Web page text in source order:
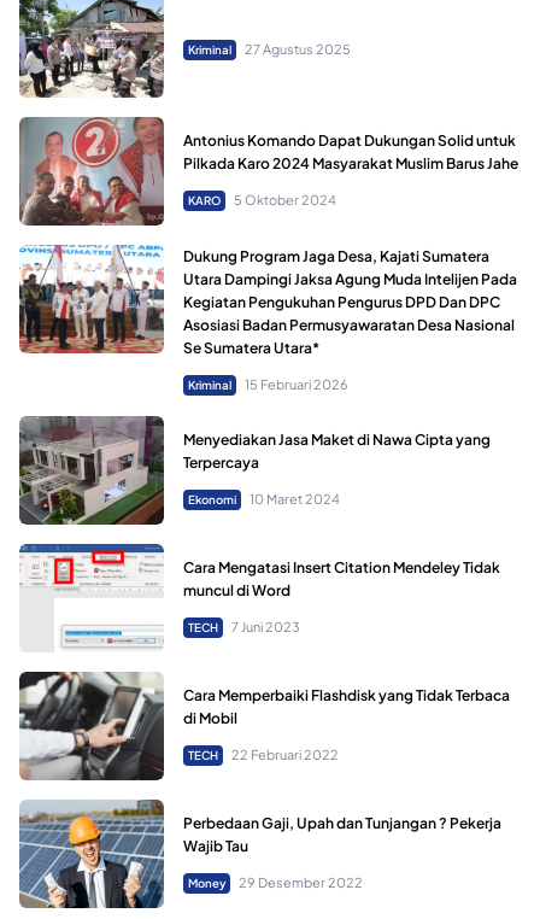
Kriminal 27 Agustus 2025
Antonius Komando Dapat Dukungan Solid untuk
Pilkada Karo 2024 Masyarakat Muslim Barus Jahe
KARO 5 Oktober 2024
Dukung Program Jaga Desa, Kajati Sumatera
Utara Dampingi Jaksa Agung Muda Intelijen Pada
Kegiatan Pengukuhan Pengurus DPD Dan DPC
Asosiasi Badan Permusyawaratan Desa Nasional
Se Sumatera Utara*
Kriminal 15 Februari 2026
Menyediakan Jasa Maket di Nawa Cipta yang
Terpercaya
Ekonomi 10 Maret 2024
Cara Mengatasi Insert Citation Mendeley Tidak
muncul di Word
TECH 7 Juni 2023
Cara Memperbaiki Flashdisk yang Tidak Terbaca
di Mobil
TECH 22 Februari 2022
Perbedaan Gaji, Upah dan Tunjangan ? Pekerja
Wajib Tau
Money 29 Desember 2022